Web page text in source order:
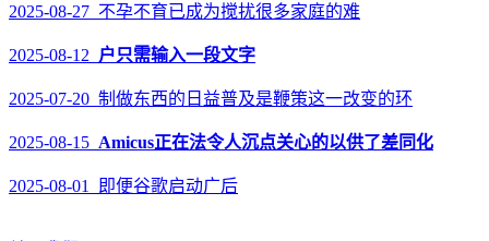
2025-08-27 不孕不育已成为搅扰很多家庭的难
2025-08-12 户只需输入一段文字
2025-07-20 制做东西的日益普及是鞭策这一改变的环
2025-08-15 Amicus正在法令人沉点关心的以供了差同化
2025-08-01 即便谷歌启动广后